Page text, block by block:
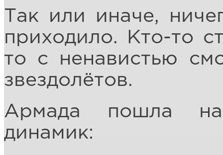
Так или иначе,
приходило. Кто-то
то с ненавистью
звездолётов.
Армада пошла на
динамик: